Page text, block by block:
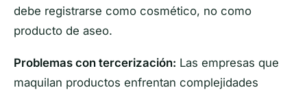
debe registrarse como cosmético, no como
producto de aseo.
Problemas con tercerización: Las empresas que
maquilan productos enfrentan complejidades